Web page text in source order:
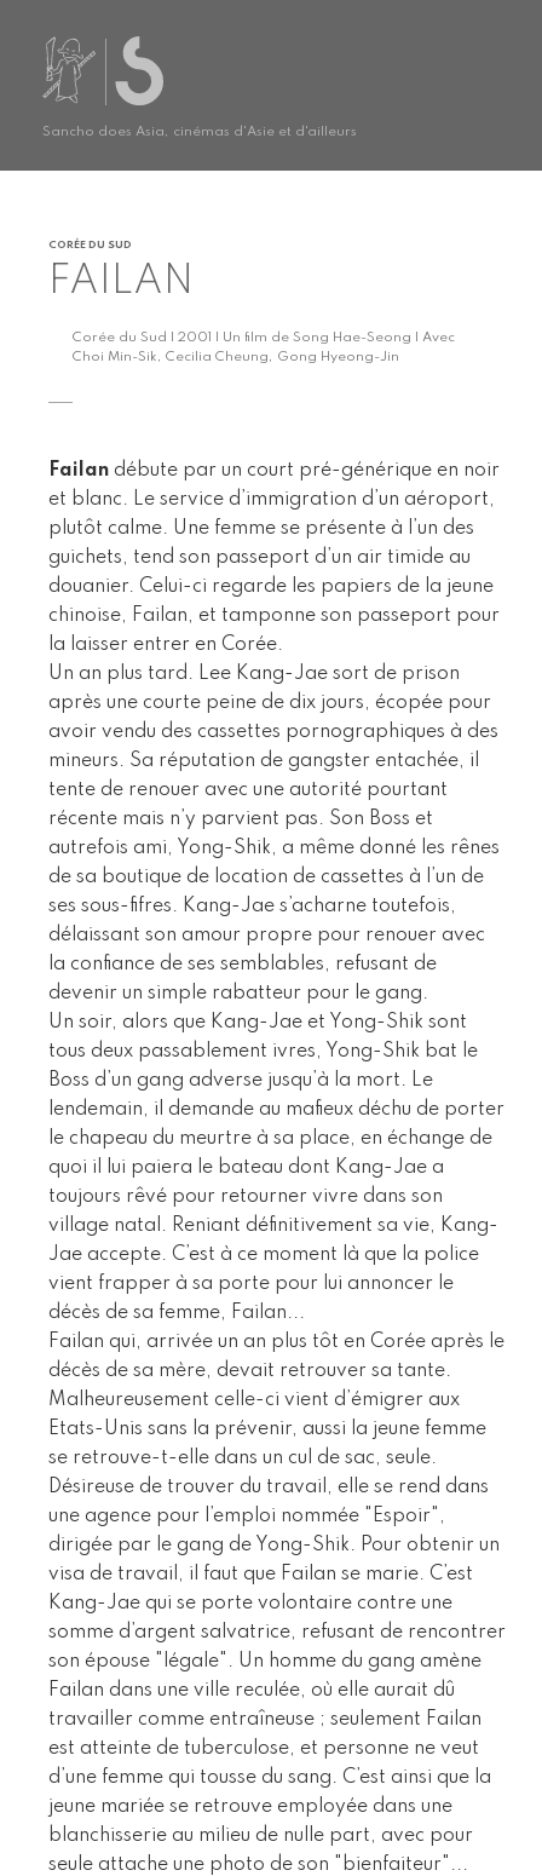
Sancho does Asia, cinémas d'Asie et d'ailleurs
CORÉE DU SUD
FAILAN
Corée du Sud | 2001 | Un film de Song Hae-Seong | Avec
Choi Min-Sik, Cecilia Cheung, Gong Hyeong-Jin
Failan débute par un court pré-générique en noir
et blanc. Le service d’immigration d’un aéroport,
plutôt calme. Une femme se présente à l’un des
guichets, tend son passeport d’un air timide au
douanier. Celui-ci regarde les papiers de la jeune
chinoise, Failan, et tamponne son passeport pour
la laisser entrer en Corée.
Un an plus tard. Lee Kang-Jae sort de prison
après une courte peine de dix jours, écopée pour
avoir vendu des cassettes pornographiques à des
mineurs. Sa réputation de gangster entachée, il
tente de renouer avec une autorité pourtant
récente mais n’y parvient pas. Son Boss et
autrefois ami, Yong-Shik, a même donné les rênes
de sa boutique de location de cassettes à l’un de
ses sous-fifres. Kang-Jae s’acharne toutefois,
délaissant son amour propre pour renouer avec
la confiance de ses semblables, refusant de
devenir un simple rabatteur pour le gang.
Un soir, alors que Kang-Jae et Yong-Shik sont
tous deux passablement ivres, Yong-Shik bat le
Boss d’un gang adverse jusqu’à la mort. Le
lendemain, il demande au mafieux déchu de porter
le chapeau du meurtre à sa place, en échange de
quoi il lui paiera le bateau dont Kang-Jae a
toujours rêvé pour retourner vivre dans son
village natal. Reniant définitivement sa vie, Kang-
Jae accepte. C’est à ce moment là que la police
vient frapper à sa porte pour lui annoncer le
décès de sa femme, Failan...
Failan qui, arrivée un an plus tôt en Corée après le
décès de sa mère, devait retrouver sa tante.
Malheureusement celle-ci vient d’émigrer aux
Etats-Unis sans la prévenir, aussi la jeune femme
se retrouve-t-elle dans un cul de sac, seule.
Désireuse de trouver du travail, elle se rend dans
une agence pour l’emploi nommée "Espoir",
dirigée par le gang de Yong-Shik. Pour obtenir un
visa de travail, il faut que Failan se marie. C’est
Kang-Jae qui se porte volontaire contre une
somme d’argent salvatrice, refusant de rencontrer
son épouse "légale". Un homme du gang amène
Failan dans une ville reculée, où elle aurait dû
travailler comme entraîneuse ; seulement Failan
est atteinte de tuberculose, et personne ne veut
d’une femme qui tousse du sang. C’est ainsi que la
jeune mariée se retrouve employée dans une
blanchisserie au milieu de nulle part, avec pour
seule attache une photo de son "bienfaiteur"...